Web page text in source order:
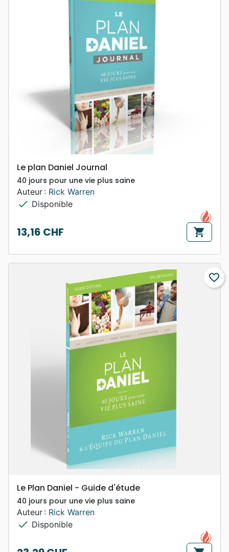
Le plan Daniel Journal
40 jours pour une vie plus saine
Auteur : Rick Warren
check Disponible
Prix
13,16 CHF shopping_cart
favorite_border
Le Plan Daniel - Guide d'étude
40 jours pour une vie plus saine
Auteur : Rick Warren
check Disponible